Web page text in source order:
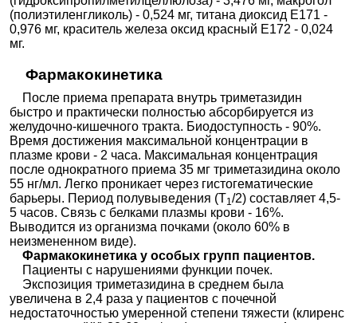
(полиэтиленгликоль) - 0,524 мг, титана диоксид Е171 -
0,976 мг, краситель железа оксид красный Е172 - 0,024
мг.
Фармакокинетика
После приема препарата внутрь триметазидин
быстро и практически полностью абсорбируется из
желудочно-кишечного тракта. Биодоступность - 90%.
Время достижения максимальной концентрации в
плазме крови - 2 часа. Максимальная концентрация
после однократного приема 35 мг триметазидина около
55 нг/мл. Легко проникает через гистогематические
барьеры. Период полувыведения (Т1/2) составляет 4,5-
5 часов. Связь с белками плазмы крови - 16%.
Выводится из организма почками (около 60% в
неизмененном виде).
Фармакокинетика у особых групп пациентов.
Пациенты с нарушениями функции почек.
Экспозиция триметазидина в среднем была
увеличена в 2,4 раза у пациентов с почечной
недостаточностью умеренной степени тяжести (клиренс